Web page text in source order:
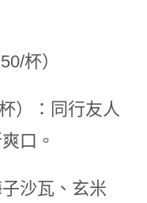
杯）
）：同行友人
口。
沙瓦、玄米